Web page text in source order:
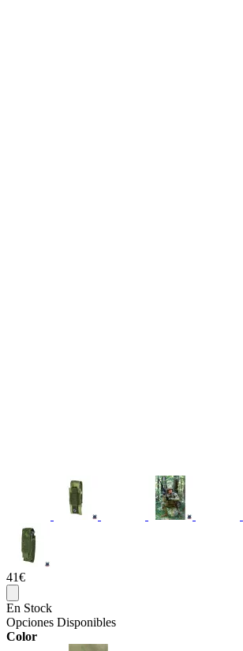
41€
En Stock
Opciones Disponibles
Color